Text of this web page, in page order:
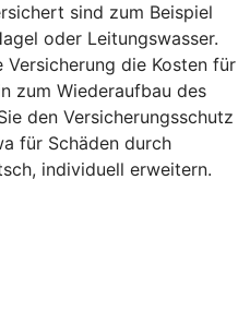
sind zum Beispiel
oder Leitungswasser.
die Kosten für
zum Wiederaufbau des
den Versicherungsschutz
für Schäden durch
individuell erweitern.